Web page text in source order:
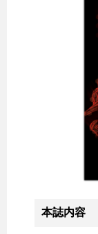
本誌内容